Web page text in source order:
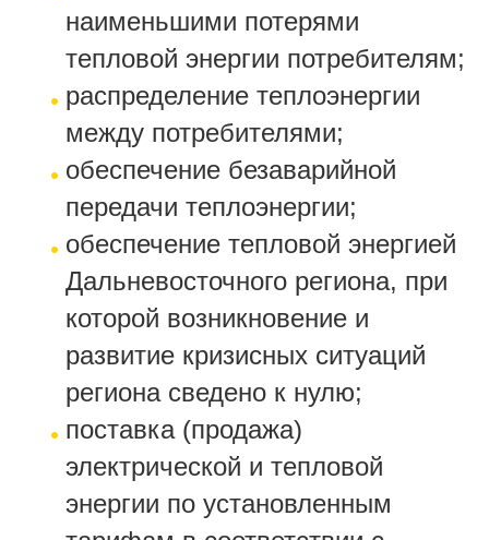
наименьшими потерями
тепловой энергии потребителям;
распределение теплоэнергии
между потребителями;
обеспечение безаварийной
передачи теплоэнергии;
обеспечение тепловой энергией
Дальневосточного региона, при
которой возникновение и
развитие кризисных ситуаций
региона сведено к нулю;
поставка (продажа)
электрической и тепловой
энергии по установленным